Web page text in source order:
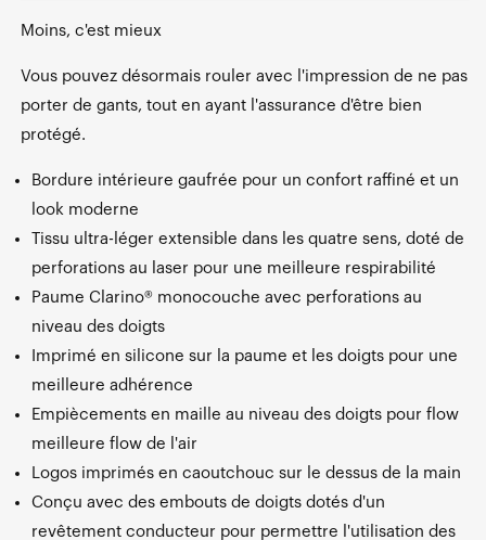
Moins, c'est mieux
Vous pouvez désormais rouler avec l'impression de ne pas
porter de gants, tout en ayant l'assurance d'être bien
protégé.
Bordure intérieure gaufrée pour un confort raffiné et un
look moderne
Tissu ultra-léger extensible dans les quatre sens, doté de
perforations au laser pour une meilleure respirabilité
Paume Clarino® monocouche avec perforations au
niveau des doigts
Imprimé en silicone sur la paume et les doigts pour une
meilleure adhérence
Empiècements en maille au niveau des doigts pour flow
meilleure flow de l'air
Logos imprimés en caoutchouc sur le dessus de la main
Conçu avec des embouts de doigts dotés d'un
revêtement conducteur pour permettre l'utilisation des